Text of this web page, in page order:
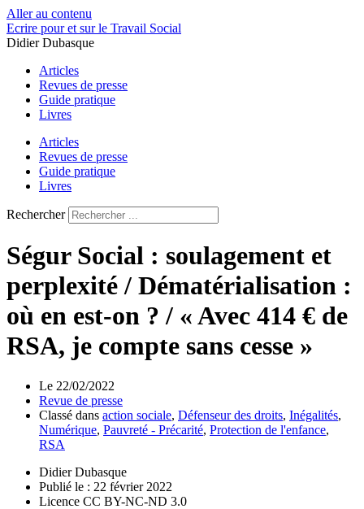
Aller au contenu
Ecrire pour et sur le Travail Social
Didier Dubasque
Articles
Revues de presse
Guide pratique
Livres
Articles
Revues de presse
Guide pratique
Livres
Rechercher
Ségur Social : soulagement et
perplexité / Dématérialisation :
où en est-on ? / « Avec 414 € de
RSA, je compte sans cesse »
Le 22/02/2022
Revue de presse
Classé dans action sociale, Défenseur des droits, Inégalités,
Numérique, Pauvreté - Précarité, Protection de l'enfance,
RSA
Didier Dubasque
Publié le : 22 février 2022
Licence CC BY-NC-ND 3.0